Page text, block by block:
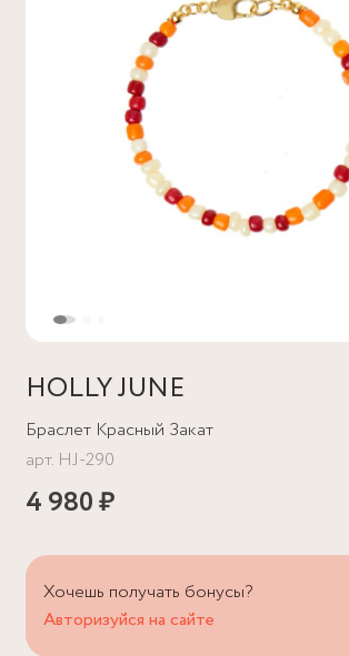
HOLLY JUNE
Браслет Красный Закат
арт. HJ-290
4 980 ₽
Хочешь получать бонусы?
Авторизуйся на сайте